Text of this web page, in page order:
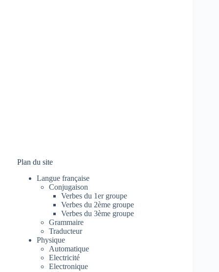
Plan du site
Langue française
Conjugaison
Verbes du 1er groupe
Verbes du 2ème groupe
Verbes du 3ème groupe
Grammaire
Traducteur
Physique
Automatique
Electricité
Electronique